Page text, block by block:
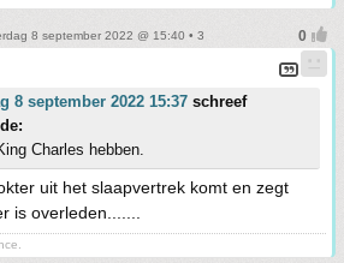
8 september 2022 @ 15:40 • 3
8 september 2022 15:37 schreef
Charles hebben.
uit het slaapvertrek komt en zegt
is overleden.......